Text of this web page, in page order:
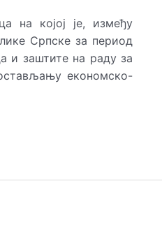
на којој је, између
Српске за период
и заштите на раду за
економско-